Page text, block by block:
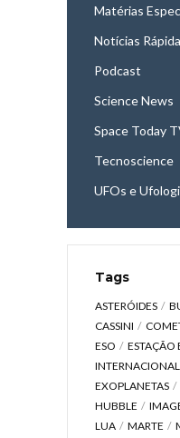
Matérias
Notícias
Podcast
Science News
Space Today
Tecnoscience
UFOs e
Tags
ASTERÓIDES
CASSINI
ESO
ESTAÇÃO
INTERNACIONAL
EXOPLANETAS
HUBBLE
LUA
MARTE